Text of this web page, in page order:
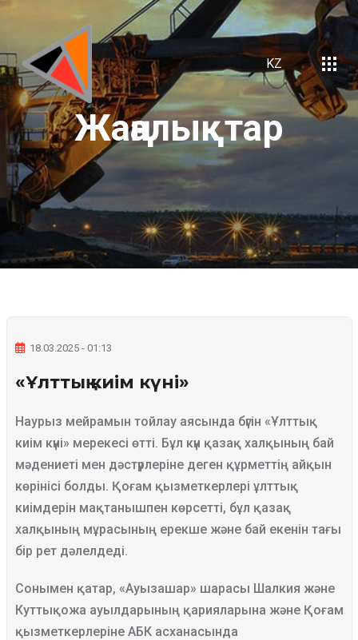
KZ
Жаңалықтар
18.03.2025 - 01:13
«Ұлттық киім күні»
Наурыз мейрамын тойлау аясында бүгін «Ұлттық
киім күні» мерекесі өтті. Бұл күн қазақ халқының бай
мәдениеті мен дәстүрлеріне деген құрметтің айқын
көрінісі болды. Қоғам қызметкерлері ұлттық
киімдерін мақтанышпен көрсетті, бұл қазақ
халқының мұрасының ерекше және бай екенін тағы
бір рет дәлелдеді.
Сонымен қатар, «Ауызашар» шарасы Шалкия және
Куттықожа ауылдарының қарияларына және Қоғам
қызметкерлеріне АБК асханасында